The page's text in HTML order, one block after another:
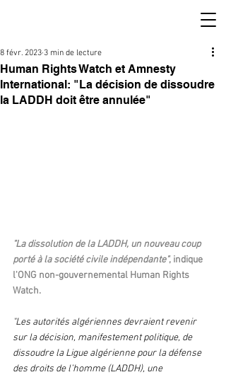
Human Rights Watch et Amnesty
International: "La décision de dissoudre
la LADDH doit être annulée"
8 févr. 2023 3 min de lecture
"La dissolution de la LADDH, un nouveau coup
porté à la société civile indépendante", indique
l'ONG non-gouvernemental Human Rights
Watch.
"Les autorités algériennes devraient revenir
sur la décision, manifestement politique, de
dissoudre la Ligue algérienne pour la défense
des droits de l’homme (LADDH), une